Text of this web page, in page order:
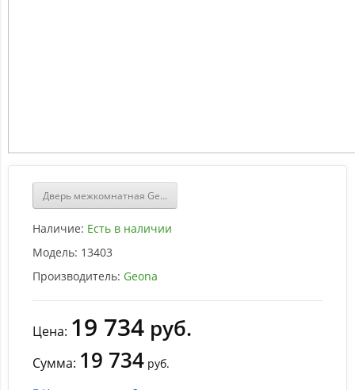
Дверь межкомнатная Geona Scandi 1 Софт мокко
Наличие: Есть в наличии
Модель: 13403
Производитель: Geona
Цена: 19 734 руб.
Сумма: 19 734 руб.